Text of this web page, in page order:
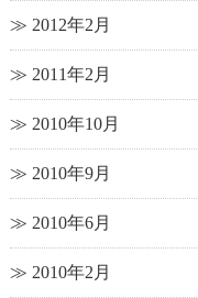
2012年2月
2011年2月
2010年10月
2010年9月
2010年6月
2010年2月